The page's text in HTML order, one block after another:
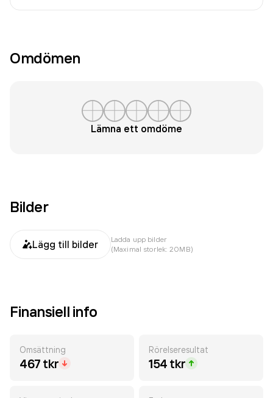
Omdömen
Lämna ett omdöme
Bilder
Lägg till bilder
Ladda upp bilder
(Maximal storlek: 20MB)
Finansiell info
Omsättning
467 tkr
Rörelseresultat
154 tkr